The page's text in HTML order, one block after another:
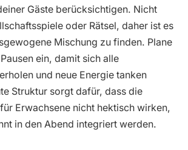
Gäste berücksichtigen. Nicht
oder Rätsel, daher ist es
Mischung zu finden. Plane
ein, damit sich alle
und neue Energie tanken
Struktur sorgt dafür, dass die
Erwachsene nicht hektisch wirken,
in den Abend integriert werden.